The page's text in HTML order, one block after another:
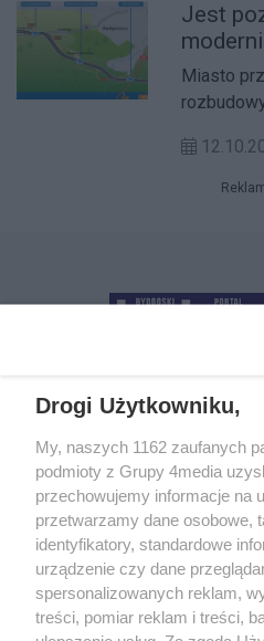
Jest
Węzła
granicy
Miasto
+48 52
O nas Reklama
Wydarzenia
Zapisz się do
Drogi Użytkowniku,
My, naszych 1162 zaufanych
podmioty z Grupy 4media
przechowujemy informacje na
przetwarzamy dane osobowe,
identyfikatory, standardowe
urządzenie czy dane
spersonalizowanych reklam,
treści, pomiar reklam i treści,